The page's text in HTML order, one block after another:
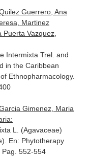
Guerrero, Ana
Martinez
Vazquez,
Intermixta Trel. and
in the Caribbean
Ethnopharmacology.
Gimenez, Maria
L. (Agavaceae)
En: Phytotherapy
Pag. 552-554